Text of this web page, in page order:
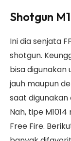
Shotgun
Ini dia senjata
shotgun.
bisa
jauh maupun
saat
Nah, tipe
Free Fire.